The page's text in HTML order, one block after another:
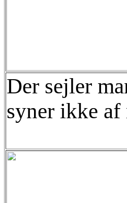
Der sejler
syner ikke af